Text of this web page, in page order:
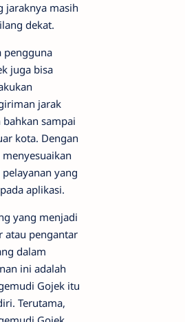
jaraknya masih
dekat.
pengguna
juga bisa
jarak
bahkan sampai
kota. Dengan
menyesuaikan
yang
aplikasi.
yang menjadi
atau pengantar
dalam
ini adalah
Gojek itu
Terutama,